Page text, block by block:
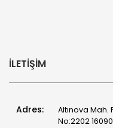
İLETIŞIM
Adres:
Altınova Mah.
No:2202